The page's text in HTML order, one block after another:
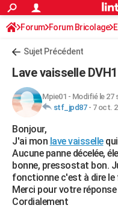
ACTUALITÉS
Politique
Société
Faits Divers
Education
Monde
Villes
+
FINANCE
Retraite
Impôts
Epargne
Immobilier
Risques naturels par ville
Banque
Assurance
Crédit
AUTO
Essais
Réserver un essai
Citadines
Berlines
SUV
Forum auto
+HIGH-TECH
Mobiles
Meilleur smartphone
Internet
Ordinateurs
Jeux vidéo
Guide high-tech
+BRICOLAGE
Forum
Aménagement intérieur
Extérieur
Cuisine
Salle de bains
Jardinage
Rangement
WEEK-END
Forum Forum Bricolage
Sujet Précédent
Lave vaisselle
Mpie01 - Modifié le 27
stf_jpd87- 7 oct.
Bonjour,
J'ai mon lave vaissellequi
Aucune panne décelée,
bonne, pressostat bon.
fonctionne c'est à dire le
Merci pour votre réponse
Cordialement